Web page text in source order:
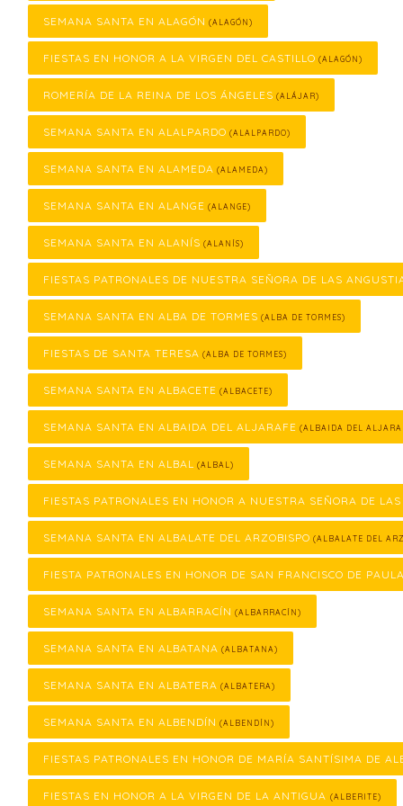
SEMANA SANTA EN ALAGÓN (ALAGÓN)
FIESTAS EN HONOR A LA VIRGEN DEL CASTILLO (ALAGÓN)
ROMERÍA DE LA REINA DE LOS ÁNGELES (ALÁJAR)
SEMANA SANTA EN ALALPARDO (ALALPARDO)
SEMANA SANTA EN ALAMEDA (ALAMEDA)
SEMANA SANTA EN ALANGE (ALANGE)
SEMANA SANTA EN ALANÍS (ALANÍS)
FIESTAS PATRONALES DE NUESTRA SEÑORA DE LAS
SEMANA SANTA EN ALBA DE TORMES (ALBA DE TORMES)
FIESTAS DE SANTA TERESA (ALBA DE TORMES)
SEMANA SANTA EN ALBACETE (ALBACETE)
SEMANA SANTA EN ALBAIDA DEL ALJARAFE (ALBAIDA DEL
SEMANA SANTA EN ALBAL (ALBAL)
FIESTAS PATRONALES EN HONOR A NUESTRA SEÑORA DE
SEMANA SANTA EN ALBALATE DEL ARZOBISPO (ALBALATE DEL
FIESTA PATRONALES EN HONOR DE SAN FRANCISCO DE
SEMANA SANTA EN ALBARRACÍN (ALBARRACÍN)
SEMANA SANTA EN ALBATANA (ALBATANA)
SEMANA SANTA EN ALBATERA (ALBATERA)
SEMANA SANTA EN ALBENDÍN (ALBENDÍN)
FIESTAS PATRONALES EN HONOR DE MARÍA SANTÍSIMA DE
FIESTAS EN HONOR A LA VIRGEN DE LA ANTIGUA (ALBERITE)